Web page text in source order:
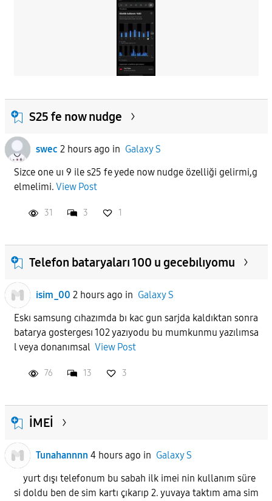
S25 fe now nudge
swec 2 hours ago in Galaxy S
Sizce one uı 9 ile s25 fe yede now nudge özelliği gelirmi,g
elmelimi. View Post
31 3 1
Telefon bataryaları 100 u gecebılıyomu
isim_00 2 hours ago in Galaxy S
Eskı samsung cıhazımda bı kac gun sarjda kaldıktan sonra
batarya gostergesı 102 yazıyodu bu mumkunmu yazılımsa
l veya donanımsal View Post
76 13 3
İMEİ
Tunahannnn 4 hours ago in Galaxy S
yurt dışı telefonum bu sabah ilk imei nin kullanım süre
si doldu ben de sim kartı çıkarıp 2. yuvaya taktım ama sim